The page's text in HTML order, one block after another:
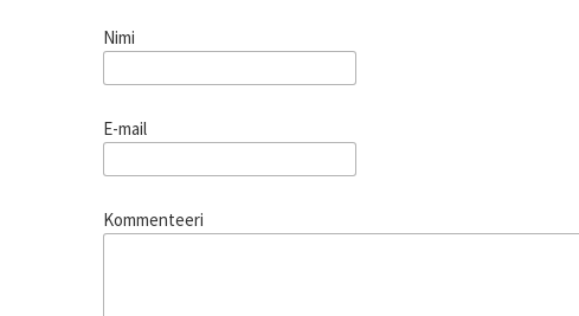
Nimi
E-mail
Kommenteeri